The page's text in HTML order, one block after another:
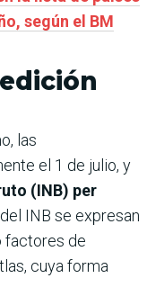
según el BM
las
el 1 de julio, y
(INB) per
INB se expresan
factores de
cuya forma